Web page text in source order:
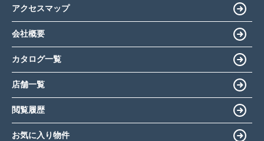
アクセスマップ
会社概要
カタログ一覧
店舗一覧
閲覧履歴
お気に入り物件